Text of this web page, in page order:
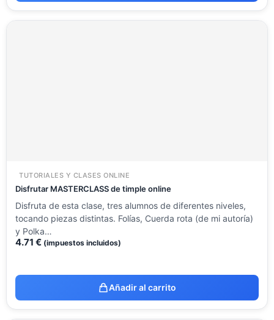
TUTORIALES Y CLASES ONLINE
Disfrutar MASTERCLASS de timple online
Disfruta de esta clase, tres alumnos de diferentes niveles,
tocando piezas distintas. Folías, Cuerda rota (de mi autoría)
y Polka…
4.71 € (impuestos incluidos)
Añadir al carrito